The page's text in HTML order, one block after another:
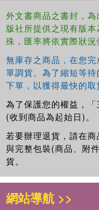
外文書商品之書封，
版社所提供之現有版
殊，匯率將依實際狀況
無庫存之商品，在您
單調貨。為了縮短等
下單，以獲得最快的取
為了保護您的權益，「
(收到商品為起始日)。
若要辦理退貨，請在
與完整包裝(商品、附
貨。
網站導航 >>